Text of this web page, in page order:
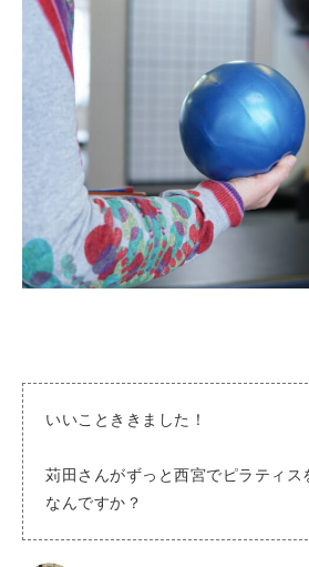
いいことききました！
苅田さんがずっと西宮でピラティス
なんですか？